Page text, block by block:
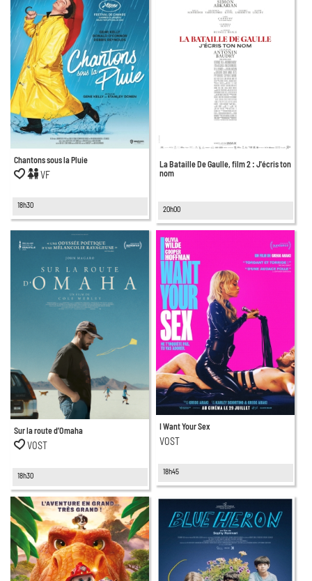
Chantons sous la Pluie
VF
18h30
La Bataille De Gaulle, film 2 : J'écris ton
nom
20h00
Sur la route d’Omaha
VOST
18h30
I Want Your Sex
VOST
18h45